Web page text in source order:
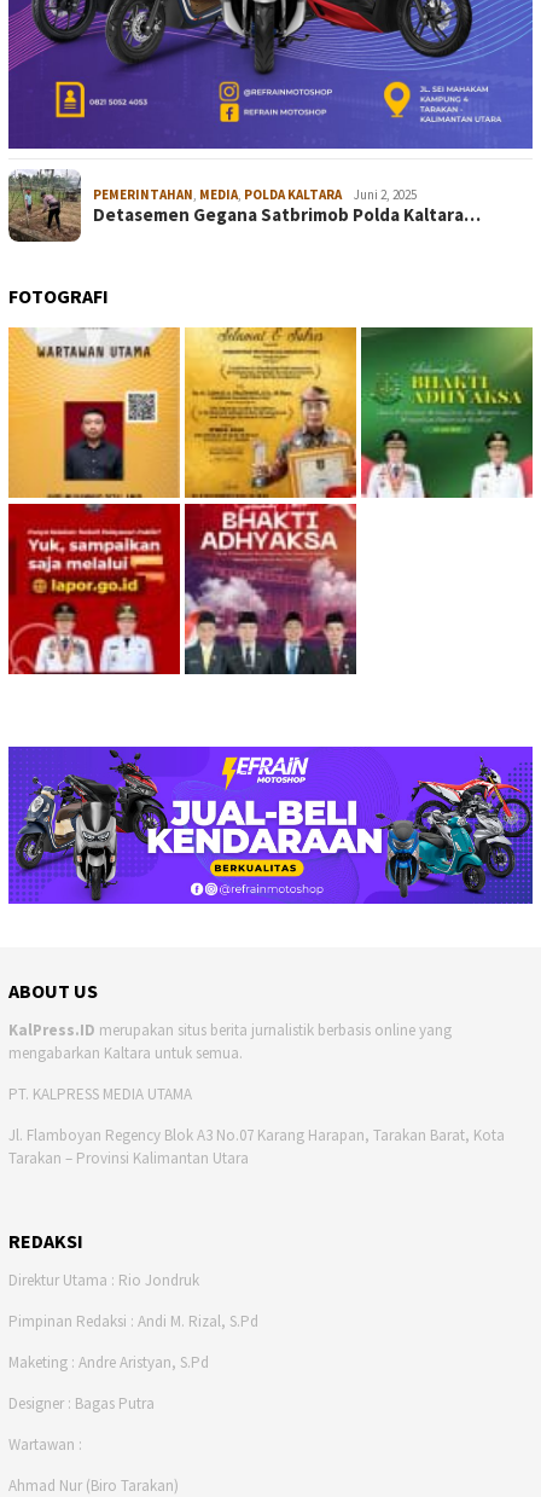
PEMERINTAHAN, MEDIA, POLDA KALTARA Juni 2, 2025
Detasemen Gegana Satbrimob Polda Kaltara…
FOTOGRAFI
ABOUT US
KalPress.ID merupakan situs berita jurnalistik berbasis online yang
mengabarkan Kaltara untuk semua.
PT. KALPRESS MEDIA UTAMA
Jl. Flamboyan Regency Blok A3 No.07 Karang Harapan, Tarakan Barat, Kota
Tarakan – Provinsi Kalimantan Utara
REDAKSI
Direktur Utama : Rio Jondruk
Pimpinan Redaksi : Andi M. Rizal, S.Pd
Maketing : Andre Aristyan, S.Pd
Designer : Bagas Putra
Wartawan :
Ahmad Nur (Biro Tarakan)